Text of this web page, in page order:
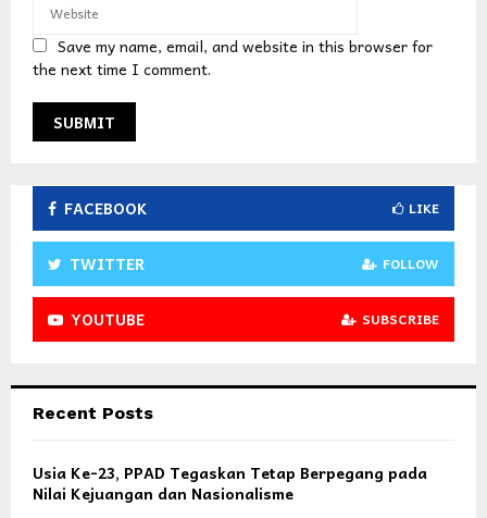
Save my name, email, and website in this browser for
the next time I comment.
FACEBOOK LIKE
TWITTER FOLLOW
YOUTUBE SUBSCRIBE
Recent Posts
Usia Ke-23, PPAD Tegaskan Tetap Berpegang pada
Nilai Kejuangan dan Nasionalisme